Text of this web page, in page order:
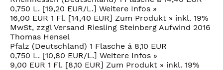
0,750 L. [19,20 EUR/L.] Weitere Infos »
16,00 EUR 1 Fl. [14,40 EUR] Zum Produkt » inkl. 19%
MwSt, zzgl Versand Riesling Steinberg Aufwind 2016
Thomas Hensel
Pfalz (Deutschland) 1 Flasche á 8,10 EUR
0,750 L. [10,80 EUR/L.] Weitere Infos »
9,00 EUR 1 Fl. [8,10 EUR] Zum Produkt » inkl. 19%